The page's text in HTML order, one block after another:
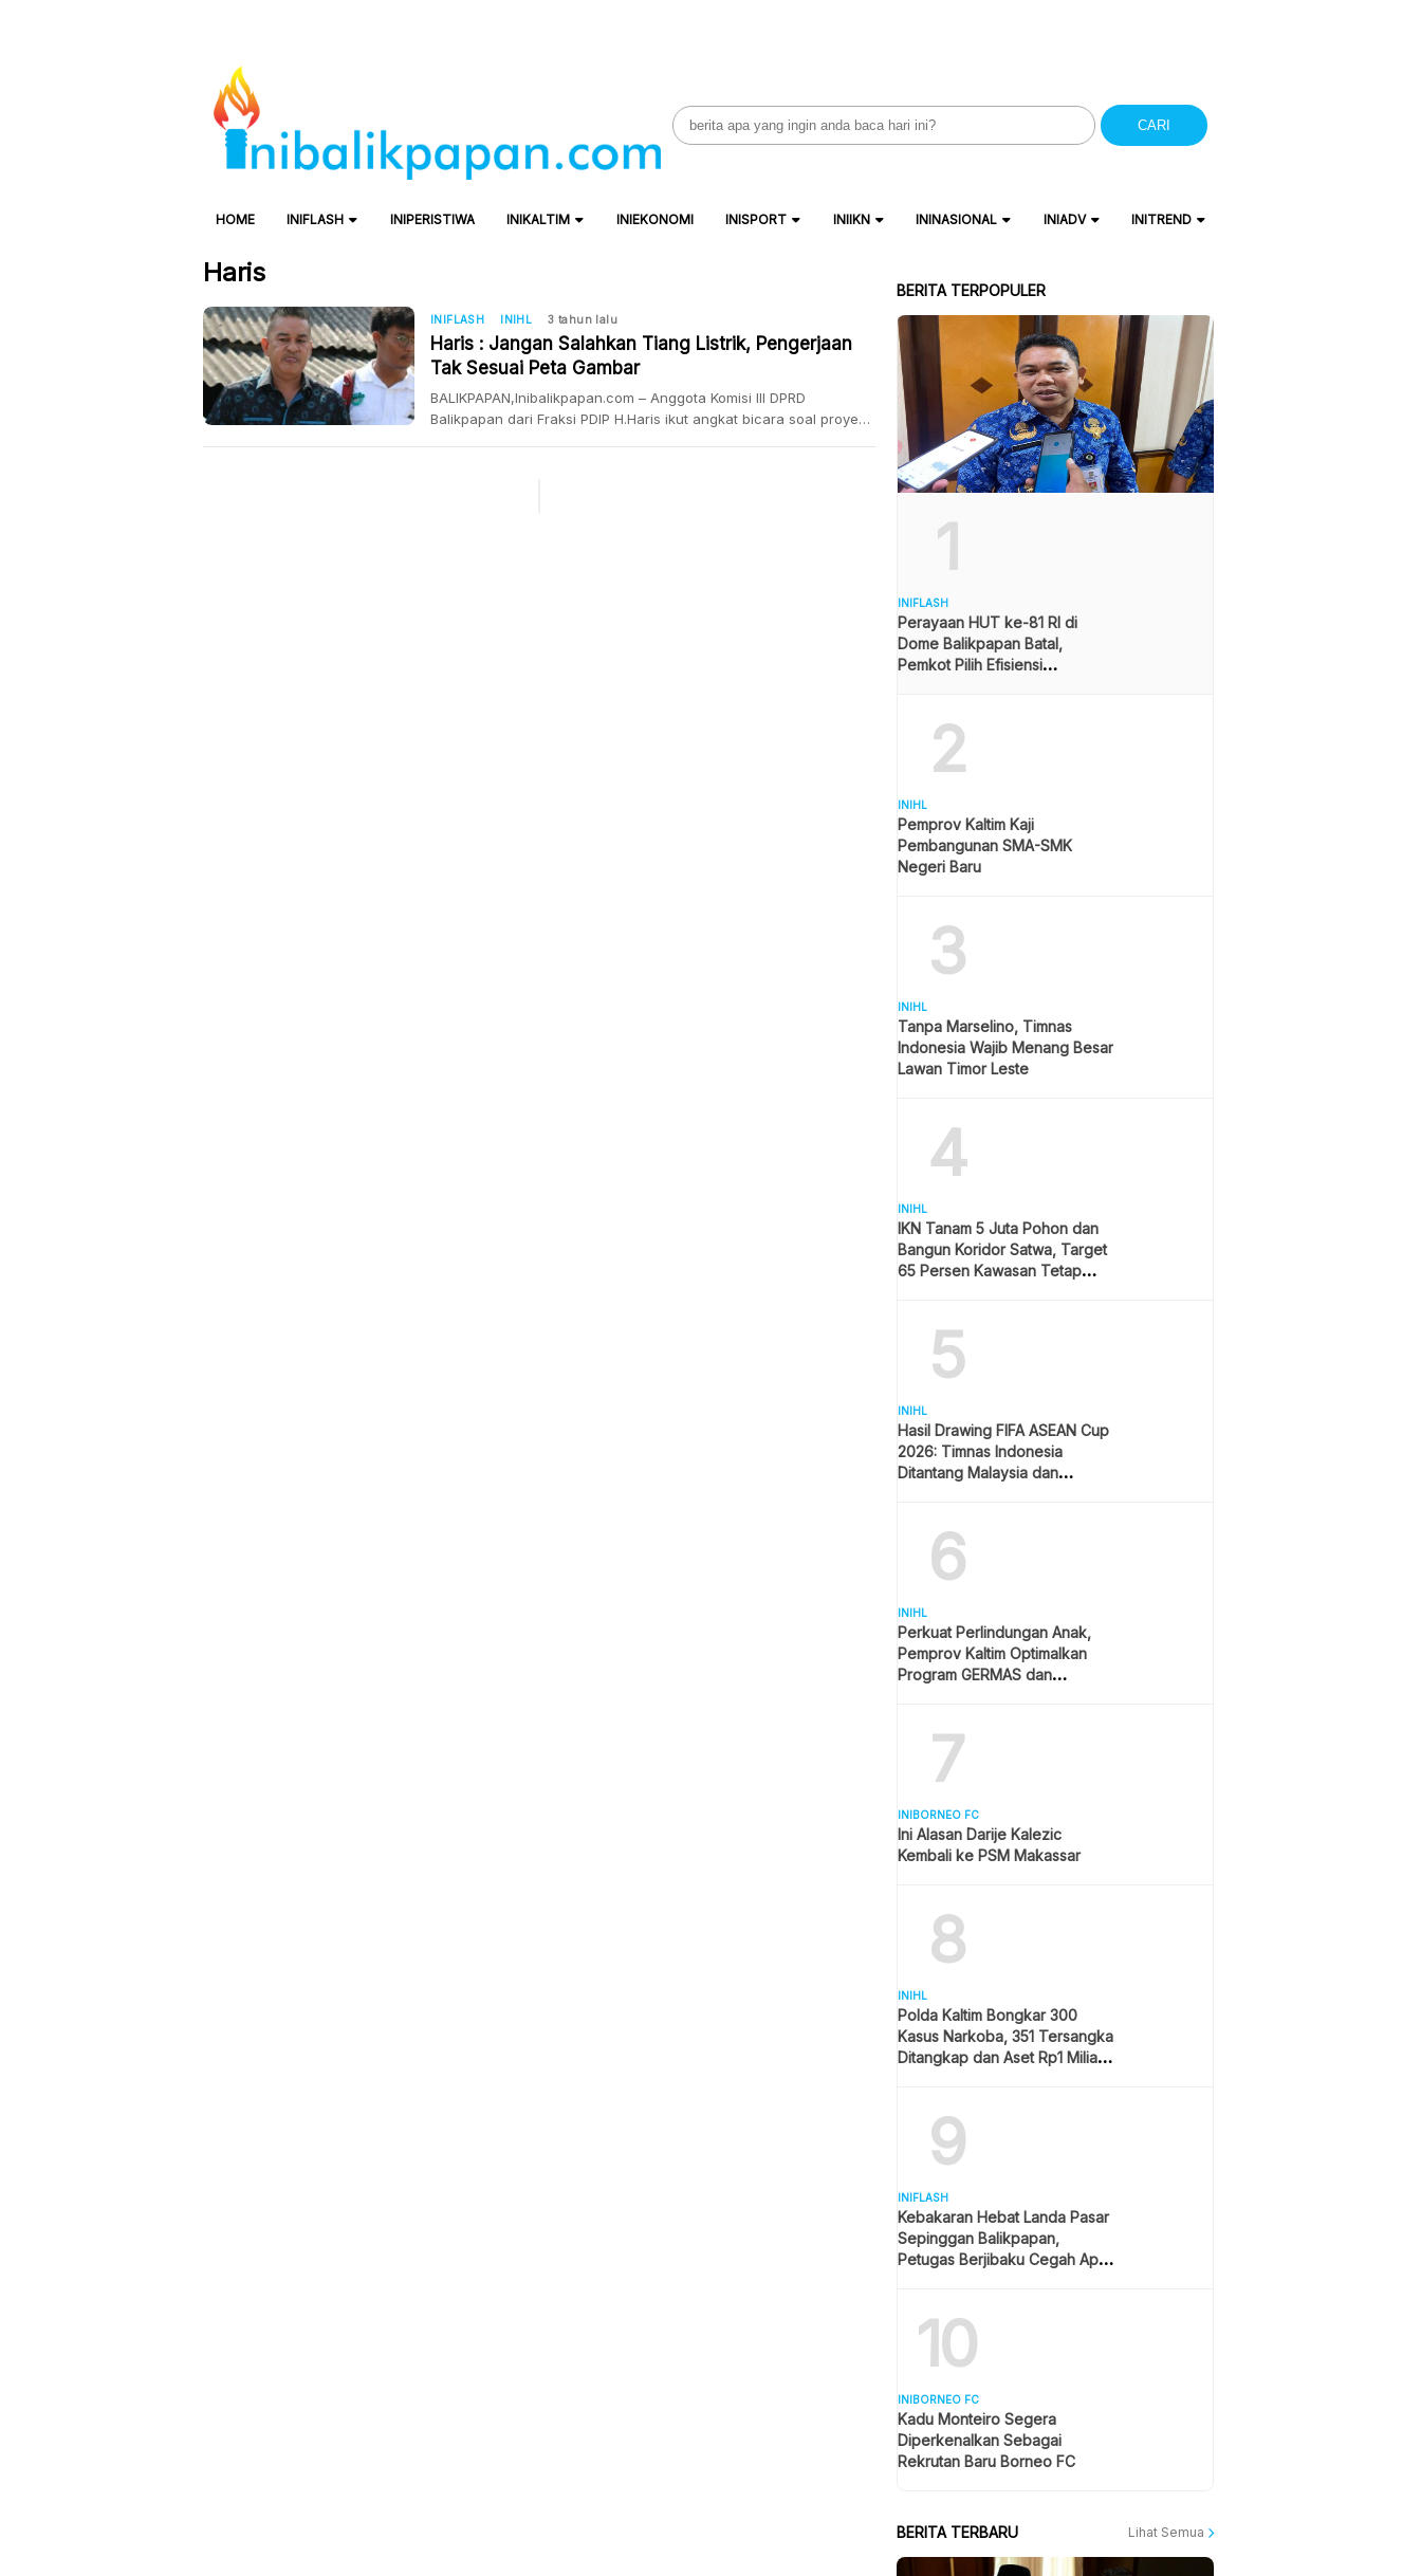
Search
for:
CARI
HOME INIFLASH INIPERISTIWA INIKALTIM INIEKONOMI INISPORT INIIKN ININASIONAL INIADV INITREND
Haris
INIFLASH INIHL 3 tahun lalu
Haris : Jangan Salahkan Tiang Listrik, Pengerjaan
Tak Sesuai Peta Gambar
BALIKPAPAN,Inibalikpapan.com – Anggota Komisi III DPRD
Balikpapan dari Fraksi PDIP H.Haris ikut angkat bicara soal proyek
BERITA TERPOPULER
1
INIFLASH
Perayaan HUT ke-81 RI di
Dome Balikpapan Batal,
Pemkot Pilih Efisiensi
2
INIHL
Pemprov Kaltim Kaji
Pembangunan SMA-SMK
Negeri Baru
3
INIHL
Tanpa Marselino, Timnas
Indonesia Wajib Menang Besar
Lawan Timor Leste
4
INIHL
IKN Tanam 5 Juta Pohon dan
Bangun Koridor Satwa, Target
65 Persen Kawasan Tetap
5
INIHL
Hasil Drawing FIFA ASEAN Cup
2026: Timnas Indonesia
Ditantang Malaysia dan
6
INIHL
Perkuat Perlindungan Anak,
Pemprov Kaltim Optimalkan
Program GERMAS dan
7
INIBORNEO FC
Ini Alasan Darije Kalezic
Kembali ke PSM Makassar
8
INIHL
Polda Kaltim Bongkar 300
Kasus Narkoba, 351 Tersangka
Ditangkap dan Aset Rp1 Miliar
9
INIFLASH
Kebakaran Hebat Landa Pasar
Sepinggan Balikpapan,
Petugas Berjibaku Cegah Api
10
INIBORNEO FC
Kadu Monteiro Segera
Diperkenalkan Sebagai
Rekrutan Baru Borneo FC
BERITA TERBARU Lihat Semua